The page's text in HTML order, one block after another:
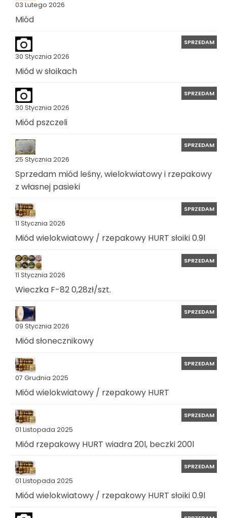
03 Lutego 2026
Miód
30 Stycznia 2026
SPRZEDAM
Miód w słoikach
30 Stycznia 2026
SPRZEDAM
Miód pszczeli
25 Stycznia 2026
SPRZEDAM
Sprzedam miód leśny, wielokwiatowy i rzepakowy
z własnej pasieki
11 Stycznia 2026
SPRZEDAM
Miód wielokwiatowy / rzepakowy HURT słoiki 0.9l
11 Stycznia 2026
SPRZEDAM
Wieczka F-82 0,28zł/szt.
09 Stycznia 2026
SPRZEDAM
Miód słonecznikowy
07 Grudnia 2025
SPRZEDAM
Miód wielokwiatowy / rzepakowy HURT
01 Listopada 2025
SPRZEDAM
Miód rzepakowy HURT wiadra 20l, beczki 200l
01 Listopada 2025
SPRZEDAM
Miód wielokwiatowy / rzepakowy HURT słoiki 0.9l